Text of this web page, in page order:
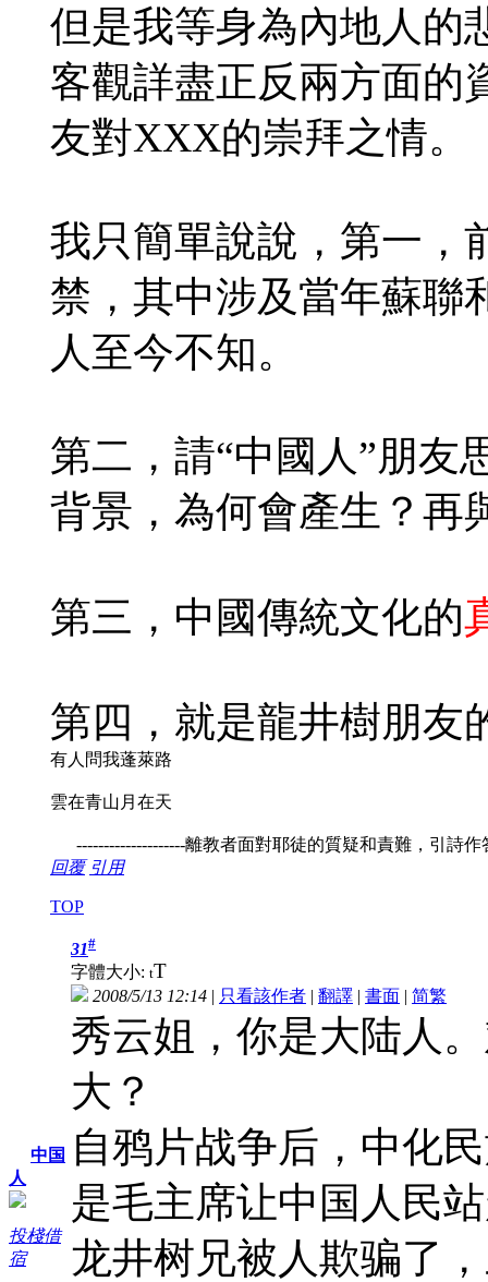
但是我等身為內地人的
客觀詳盡正反兩方面的
友對XXX的崇拜之情。
我只簡單說說，第一，
禁，其中涉及當年蘇聯
人至今不知。
第二，請“中國人”朋友
背景，為何會產生？再
第三，中國傳統文化的
第四，就是龍井樹朋友
有人問我蓬萊路
雲在青山月在天
--------------------離教者面對耶徒的質疑和責難，引詩作
回覆 引用
TOP
中国
人
投棧借
宿
31#
字體大小: tT
2008/5/13 12:14 | 只看該作者 | 翻譯 | 書面 | 简繁
秀云姐，你是大陆人
大？
自鸦片战争后，中化
是毛主席让中国人民
龙井树兄被人欺骗了